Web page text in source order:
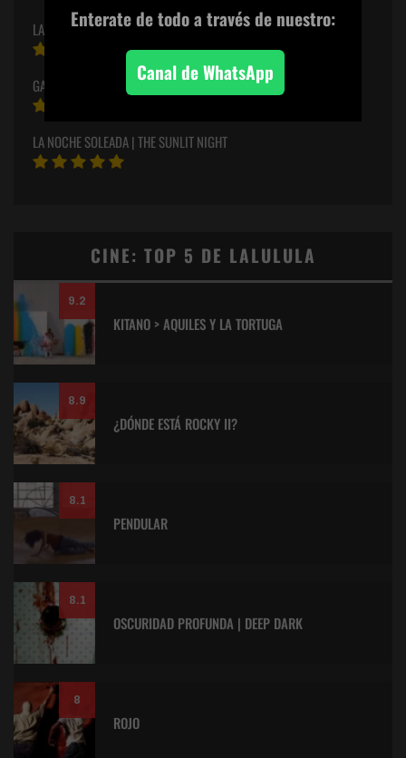
LA HISTORIA DE LA MUJER Y EL ARTE #1
GALLERY FAKE #34
LA NOCHE SOLEADA | THE SUNLIT NIGHT
CINE: TOP 5 DE LALULULA
9.2
KITANO > AQUILES Y LA TORTUGA
8.9
¿DÓNDE ESTÁ ROCKY II?
8.1
PENDULAR
8.1
OSCURIDAD PROFUNDA | DEEP DARK
8
ROJO
Enterate de todoa través de nuestro:
Canal de WhatsApp